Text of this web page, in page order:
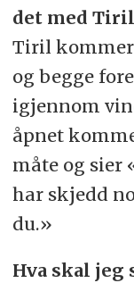
det med
Tiril kommer
og begge
igjennom
åpnet
måte og sier
har skjedd
du.»
Hva skal jeg